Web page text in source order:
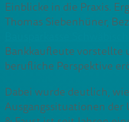
Einblicke in die Praxis.
Thomas Siebenhüner,
Bankkaufleute vorstellte
berufliche Perspektive
Dabei wurde deutlich,
Ausgangssituationen